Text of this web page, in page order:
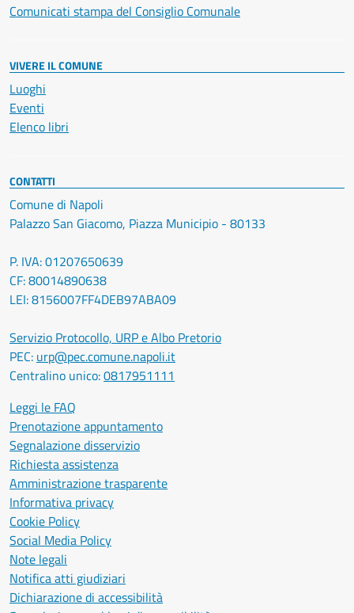
Comunicati stampa del Consiglio Comunale
VIVERE IL COMUNE
Luoghi
Eventi
Elenco libri
CONTATTI
Comune di Napoli
Palazzo San Giacomo, Piazza Municipio - 80133
P. IVA: 01207650639
CF: 80014890638
LEI: 8156007FF4DEB97ABA09
Servizio Protocollo, URP e Albo Pretorio
PEC: urp@pec.comune.napoli.it
Centralino unico:0817951111
Leggi le FAQ
Prenotazione appuntamento
Segnalazione disservizio
Richiesta assistenza
Amministrazione trasparente
Informativa privacy
Cookie Policy
Social Media Policy
Note legali
Notifica atti giudiziari
Dichiarazione di accessibilità